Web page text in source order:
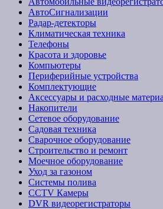
АвтоСигнализации
Радар-детекторы
Климатическая техника
Телефоны
Красота и здоровье
Компьютеры
Периферийные устройства
Комплектующие
Аксессуары и расходные
Накопители
Сетевое оборудование
Садовая техника
Сварочное оборудование
Строительство и ремонт
Моечное оборудование
Уход за газоном
Системы полива
CCTV Камеры
DVR видеорегистраторы